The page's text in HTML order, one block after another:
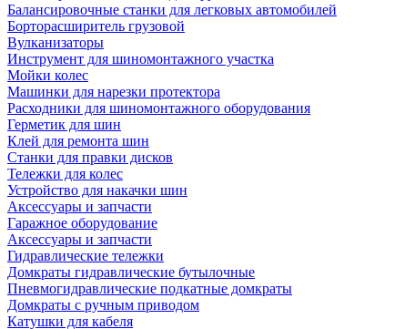
Балансировочные станки для легковых автомобилей
Борторасширитель грузовой
Вулканизаторы
Инструмент для шиномонтажного участка
Мойки колес
Машинки для нарезки протектора
Расходники для шиномонтажного оборудования
Герметик для шин
Клей для ремонта шин
Станки для правки дисков
Тележки для колес
Устройство для накачки шин
Аксессуары и запчасти
Гаражное оборудование
Аксессуары и запчасти
Гидравлические тележки
Домкраты гидравлические бутылочные
Пневмогидравлические подкатные домкраты
Домкраты с ручным приводом
Катушки для кабеля